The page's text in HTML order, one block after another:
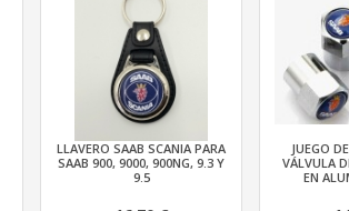
LLAVERO SAAB SCANIA PARA
SAAB 900, 9000, 900NG, 9.3 Y
9.5
JUEGO
VÁLVULA
EN